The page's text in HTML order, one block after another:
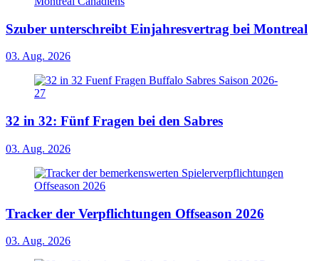
Szuber unterschreibt Einjahresvertrag bei Montreal
03. Aug. 2026
32 in 32: Fünf Fragen bei den Sabres
03. Aug. 2026
Tracker der Verpflichtungen Offseason 2026
03. Aug. 2026